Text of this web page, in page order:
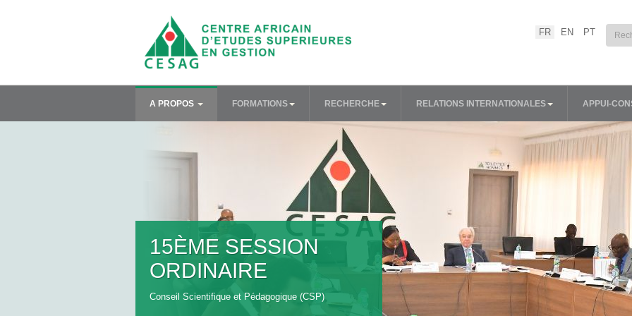
Sélectionnez votre
FR EN PT
A PROPOS FORMATIONS RECHERCHE RELATIONS INTERNATIONALES APPUI-
15ÈME SESSION
ORDINAIRE
Conseil Scientifique et Pédagogique (CSP)